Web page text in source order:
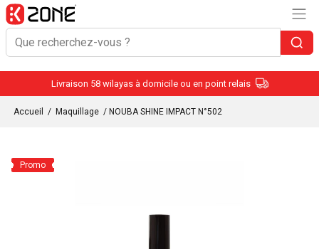
Livraison 58 wilayas à domicile ou en point relais
Accueil / Maquillage / NOUBA SHINE IMPACT N°502
Promo